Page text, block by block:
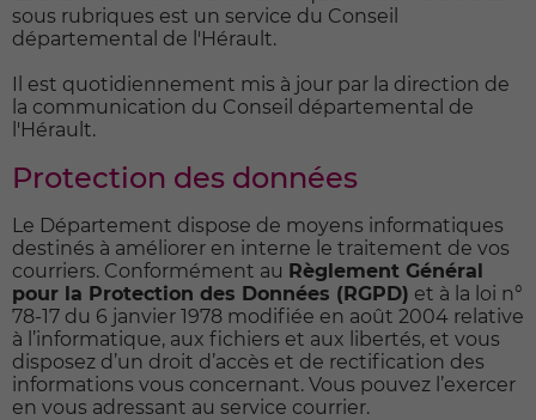
sous rubriques est un service du Conseil
départemental de l'Hérault.
Il est quotidiennement mis à jour par la direction de
la communication du Conseil départemental de
l'Hérault.
Protection des données
Le Département dispose de moyens informatiques
destinés à améliorer en interne le traitement de vos
courriers. Conformément au Règlement Général
pour la Protection des Données (RGPD) et à la loi n°
78-17 du 6 janvier 1978 modifiée en août 2004 relative
à l’informatique, aux fichiers et aux libertés, et vous
disposez d’un droit d’accès et de rectification des
informations vous concernant. Vous pouvez l’exercer
en vous adressant au service courrier.